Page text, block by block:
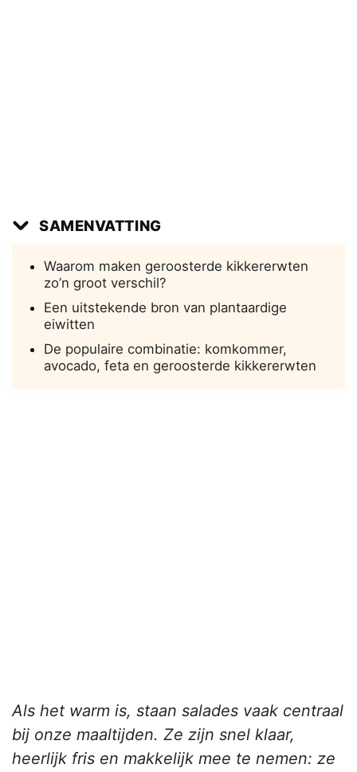
SAMENVATTING
Waarom maken geroosterde kikkererwten
zo’n groot verschil?
Een uitstekende bron van plantaardige
eiwitten
De populaire combinatie: komkommer,
avocado, feta en geroosterde kikkererwten
Als het warm is, staan salades vaak centraal
bij onze maaltijden. Ze zijn snel klaar,
heerlijk fris en makkelijk mee te nemen: ze